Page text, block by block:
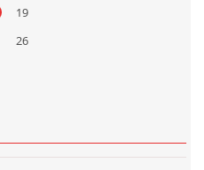
19
26